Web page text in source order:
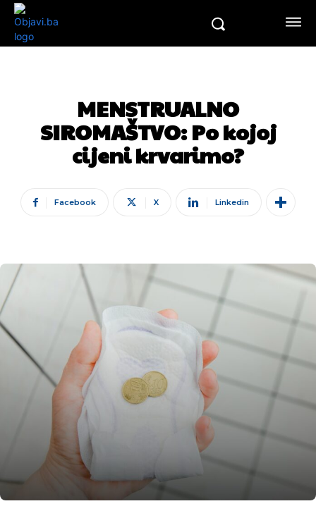
MENSTRUALNO
SIROMAŠTVO: Po kojoj
cijeni krvarimo?
Facebook X Linkedin